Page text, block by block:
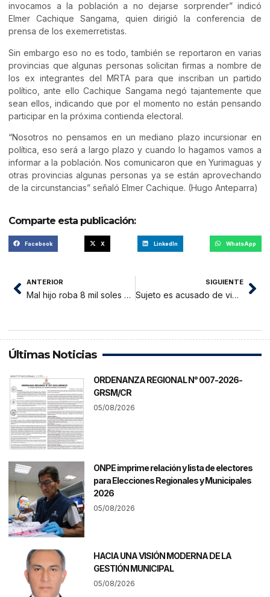
invocamos a la población a no dejarse sorprender” indicó
Elmer Cachique Sangama, quien dirigió la conferencia de
prensa de los exemerretistas.
Sin embargo eso no es todo, también se reportaron en varias
provincias que algunas personas solicitan firmas a nombre de
los ex integrantes del MRTA para que inscriban un partido
político, ante ello Cachique Sangama negó tajantemente que
sean ellos, indicando que por el momento no están pensando
participar en la próxima contienda electoral.
“Nosotros no pensamos en un mediano plazo incursionar en
política, eso será a largo plazo y cuando lo hagamos vamos a
informar a la población. Nos comunicaron que en Yurimaguas y
otras provincias algunas personas ya se están aprovechando
de la circunstancias” señaló Elmer Cachique. (Hugo Anteparra)
Comparte esta publicación:
Facebook X LinkedIn WhatsApp
ANTERIOR
Mal hijo roba 8 mil soles a su padre, Policía lo captura en alameda de Juanjui
SIGUIENTE
Sujeto es acusado de violación sexual y embarazó a menor de edad
Últimas Noticias
ORDENANZA REGIONAL N° 007-2026-
GRSM/CR
05/08/2026
ONPE imprime relación y lista de electores
para Elecciones Regionales y Municipales
2026
05/08/2026
HACIA UNA VISIÓN MODERNA DE LA
GESTIÓN MUNICIPAL
05/08/2026